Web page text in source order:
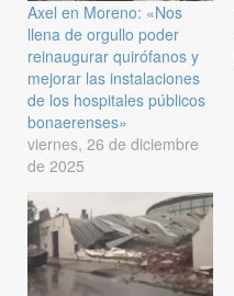
Axel en Moreno: «Nos
llena de orgullo poder
reinaugurar quirófanos y
mejorar las instalaciones
de los hospitales públicos
bonaerenses»
viernes, 26 de diciembre
de 2025